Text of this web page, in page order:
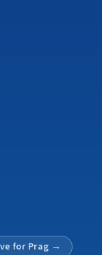
for Prag →